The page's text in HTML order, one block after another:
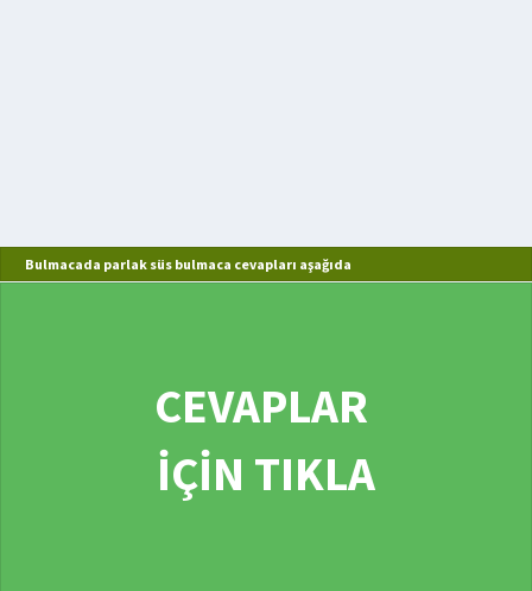
Bulmacada parlak süs bulmaca cevapları aşağıda
CEVAPLAR
İÇİN TIKLA